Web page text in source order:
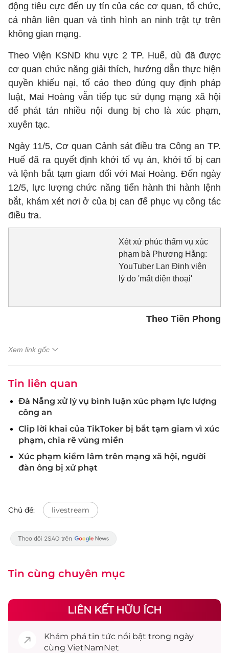
động tiêu cực đến uy tín của các cơ quan, tổ chức,
cá nhân liên quan và tình hình an ninh trật tự trên
không gian mạng.
Theo Viện KSND khu vực 2 TP. Huế, dù đã được
cơ quan chức năng giải thích, hướng dẫn thực hiện
quyền khiếu nại, tố cáo theo đúng quy định pháp
luật, Mai Hoàng vẫn tiếp tục sử dụng mạng xã hội
để phát tán nhiều nội dung bị cho là xúc phạm,
xuyên tạc.
Ngày 11/5, Cơ quan Cảnh sát điều tra Công an TP.
Huế đã ra quyết định khởi tố vụ án, khởi tố bị can
và lệnh bắt tạm giam đối với Mai Hoàng. Đến ngày
12/5, lực lượng chức năng tiến hành thi hành lệnh
bắt, khám xét nơi ở của bị can để phục vụ công tác
điều tra.
Xét xử phúc thẩm vụ xúc
phạm bà Phương Hằng:
YouTuber Lan Đinh viện
lý do 'mất điện thoại'
Theo Tiền Phong
Xem link gốc
Tin liên quan
Đà Nẵng xử lý vụ bình luận xúc phạm lực lượng
công an
Clip lời khai của TikToker bị bắt tạm giam vì xúc
phạm, chia rẽ vùng miền
Xúc phạm kiểm lâm trên mạng xã hội, người
đàn ông bị xử phạt
Chủ đề: livestream
Tin cùng chuyên mục
LIÊN KẾT HỮU ÍCH
Khám phá tin tức nổi bật trong ngày
cùng VietNamNet